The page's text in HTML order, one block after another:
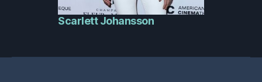
Scarlett Johansson